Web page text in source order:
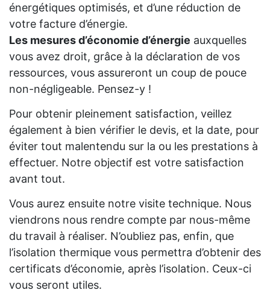
énergétiques optimisés, et d’une réduction de
votre facture d’énergie.
Les mesures d’économie d’énergie auxquelles
vous avez droit, grâce à la déclaration de vos
ressources, vous assureront un coup de pouce
non-négligeable. Pensez-y !
Pour obtenir pleinement satisfaction, veillez
également à bien vérifier le devis, et la date, pour
éviter tout malentendu sur la ou les prestations à
effectuer. Notre objectif est votre satisfaction
avant tout.
Vous aurez ensuite notre visite technique. Nous
viendrons nous rendre compte par nous-même
du travail à réaliser. N’oubliez pas, enfin, que
l’isolation thermique vous permettra d’obtenir des
certificats d’économie, après l’isolation. Ceux-ci
vous seront utiles.